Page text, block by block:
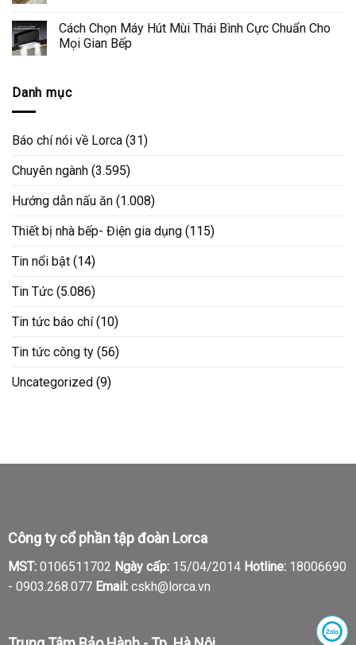
Cách Chọn Máy Hút Mùi Thái Bình Cực Chuẩn Cho
Mọi Gian Bếp
Danh mục
Báo chí nói về Lorca (31)
Chuyên ngành (3.595)
Hướng dẫn nấu ăn (1.008)
Thiết bị nhà bếp- Điện gia dụng (115)
Tin nổi bật (14)
Tin Tức (5.086)
Tin tức báo chí(10)
Tin tức công ty (56)
Uncategorized (9)
Công ty cổ phần tập đoàn Lorca
MST:0106511702 Ngày cấp:15/04/2014 Hotline:18006690
- 0903.268.077 Email:cskh@lorca.vn